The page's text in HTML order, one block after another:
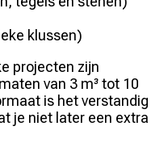
klussen)
projecten zijn
van 3 m³ tot 10
is het verstandig
je niet later een extra